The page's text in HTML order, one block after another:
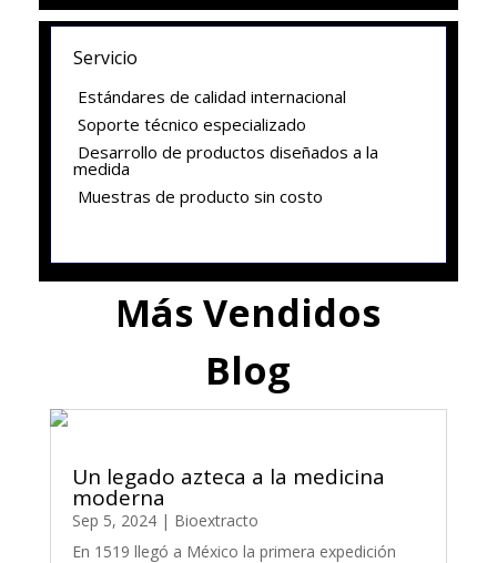
Servicio
Estándares de calidad internacional
Soporte técnico especializado
Desarrollo de productos diseñados a la
medida
Muestras de producto sin costo
Más Vendidos
Blog
Un legado azteca a la medicina
moderna
Sep 5, 2024| Bioextracto
En 1519 llegó a México la primera expedición